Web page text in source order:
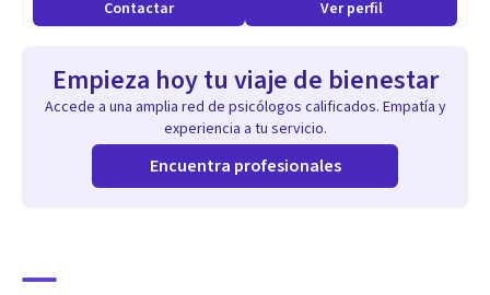
interpretar sus síntomas.
Contactar Ver perfil
Empieza hoy tu viaje de bienestar
Accede a una amplia red de psicólogos calificados. Empatía y
experiencia a tu servicio.
Encuentra profesionales